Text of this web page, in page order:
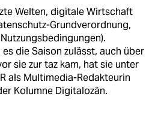
Welten, digitale Wirtschaft
Grundverordnung,
die Saison zulässt, auch über
sie zur taz kam, hat sie unter
als Multimedia-Redakteurin
Kolumne Digitalozän.